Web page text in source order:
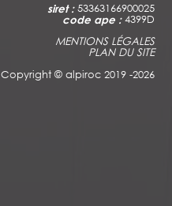
siret :53363166900025
code ape :4399D
MENTIONS LÉGALES
PLAN DU SITE
Copyright ©alpiroc 2019 -2026